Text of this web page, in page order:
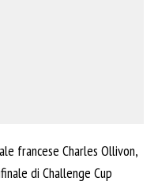
francese Charles Ollivon,
di Challenge Cup